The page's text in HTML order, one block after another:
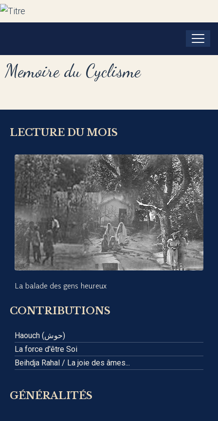
Memoire du Cyclisme
LECTURE DU MOIS
La balade des gens heureux
CONTRIBUTIONS
Haouch (حوش)
La force d'être Soi
Beihdja Rahal / La joie des âmes...
GÉNÉRALITÉS